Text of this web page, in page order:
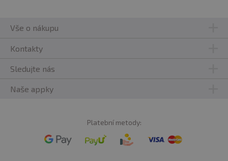
Vše o nákupu
Kontakty
Sledujte nás
Naše appky
Platební metody: